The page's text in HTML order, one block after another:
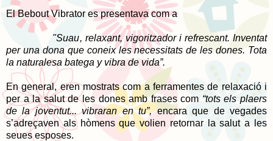
El Bebout Vibrator es presentava com a
"Suau, relaxant, vigoritzador i refrescant. Inventat
per una dona que coneixles necessitats de les dones. Tota
la naturalesa batega y vibra de vida”.
En general, eren mostrats com a ferramentes de relaxació i
per a la salut de les dones amb frases com “tots els plaers
de la joventut... vibraran en tu”,encara que de vegades
s’adreçaven als hòmens que volien retornar la salut a les
seues esposes.